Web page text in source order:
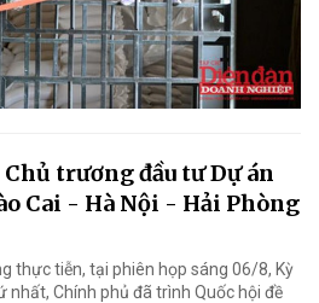
trương đầu tư Dự án
Cai - Hà Nội - Hải Phòng
thực tiễn, tại phiên họp sáng 06/8, Kỳ
nhất, Chính phủ đã trình Quốc hội đề